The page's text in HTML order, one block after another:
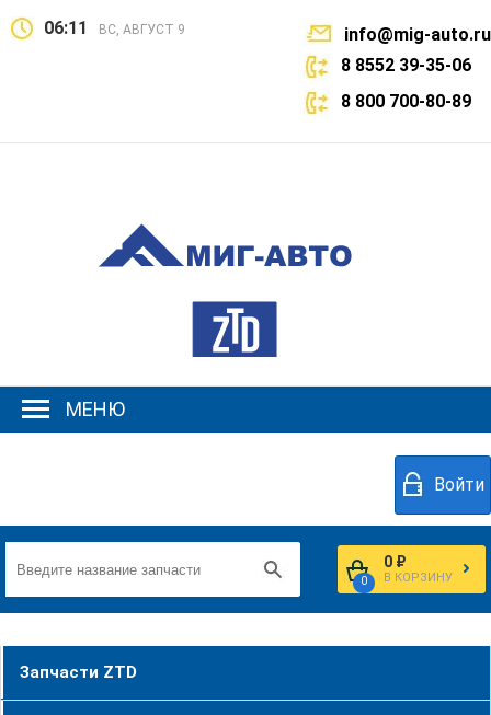
06:11 ВС, АВГУСТ 9
info@mig-auto.ru
8 8552 39-35-06
8 800 700-80-89
МЕНЮ
Войти
0
0 ₽
В КОРЗИНУ
Запчасти ZTD